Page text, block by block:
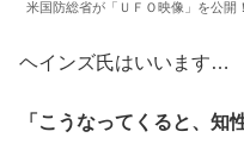
米国防総省が「ＵＦＯ映像」を公開！
ヘインズ氏はいいます…
「こうなってくると、知